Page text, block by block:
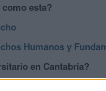
esta?
Humanos y
en Cantabria?
mayores en Cantabria